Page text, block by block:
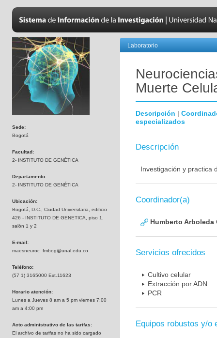
Sede:
Bogotá
Facultad:
2- INSTITUTO DE GENÉTICA
Departamento:
2- INSTITUTO DE GENÉTICA
Ubicación:
Bogotá, D.C., Ciudad Universitaria, edificio
426 - INSTITUTO DE GENETICA, piso 1,
salón 1 y 2
E-mail:
maesneuroc_fmbog@unal.edu.co
Teléfono:
(57 1) 3165000 Ext.11623
Horario atención:
Lunes a Jueves 8 am a 5 pm viernes 7:00
am a 4:00 pm
Acto administrativo de las tarifas:
El archivo de tarifas no ha sido cargado
Laboratorio
Muerte
Descripción |
especializados
Descripción
Investigación y practica
Coordinador(a)
Humberto Arboleda
Servicios ofrecidos
Cultivo celular
Extracción por ADN
PCR
Equipos robustos y/o